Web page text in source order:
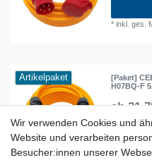
*inkl. ges.
Artikelpaket
[Paket]
H07BQ-F
ab
inkl. ges.
Wir verwenden Cookies und
Website und verarbeiten
Besucher:innen unserer